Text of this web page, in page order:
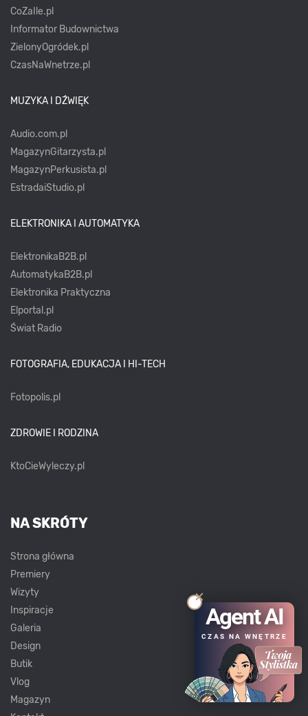
CoZaIle.pl
Informator Budownictwa
ZielonyOgródek.pl
CzasNaWnetrze.pl
MUZYKA I DŹWIĘK
Audio.com.pl
MagazynGitarzysta.pl
MagazynPerkusista.pl
EstradaiStudio.pl
ELEKTRONIKA I AUTOMATYKA
ElektronikaB2B.pl
AutomatykaB2B.pl
Elektronika Praktyczna
Elportal.pl
Świat Radio
FOTOGRAFIA, EDUKACJA I HI-TECH
Fotopolis.pl
ZDROWIE I RODZINA
KtoCieWyleczy.pl
NA SKRÓTY
Strona główna
Premiery
Wizyty
Inspiracje
Galeria
Design
Butik
Vlog
Magazyn
Agent AI
CZAS NA WNĘTRZE